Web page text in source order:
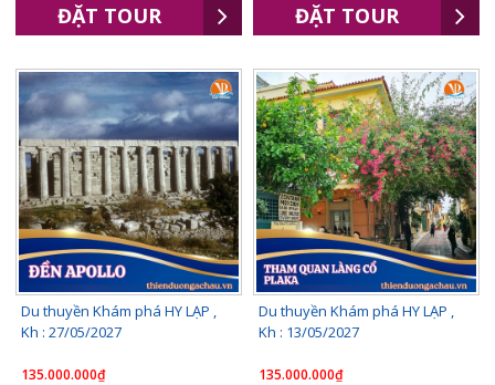
ĐẶT TOUR ĐẶT TOUR
Du thuyền Khám phá HY LẠP ,
Kh : 27/05/2027
135.000.000₫
Du thuyền Khám phá HY LẠP ,
Kh : 13/05/2027
135.000.000₫